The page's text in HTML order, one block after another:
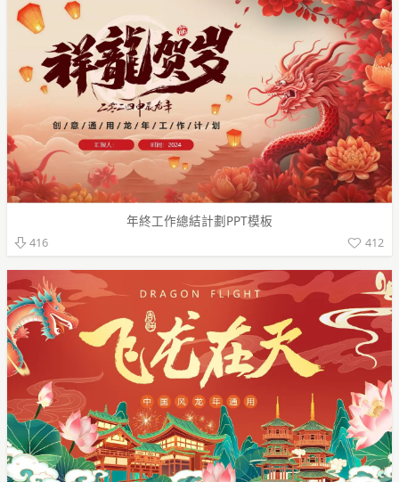
年終工作總結計劃PPT模板
416 412